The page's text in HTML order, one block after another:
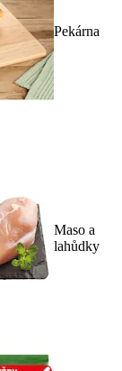
Pekárna
Maso a
lahůdky